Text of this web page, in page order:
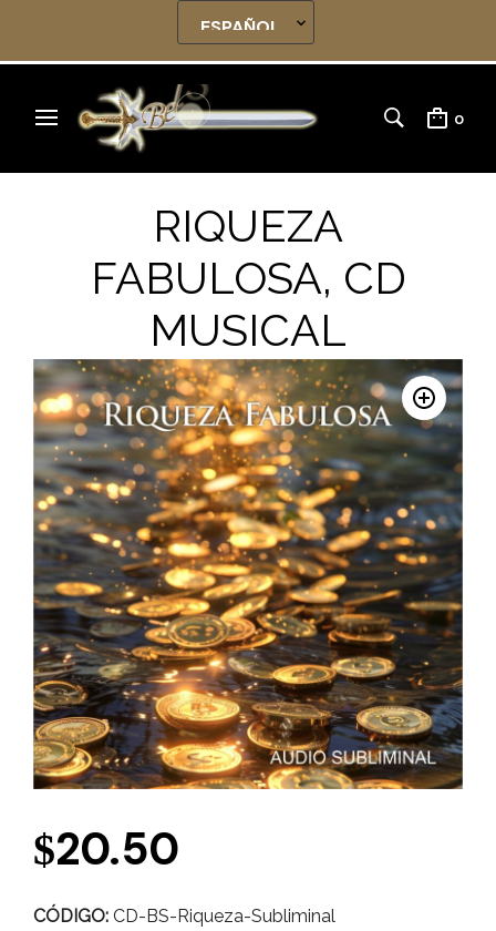
0
RIQUEZA
FABULOSA, CD
MUSICAL
$20.50
CÓDIGO: CD-BS-Riqueza-Subliminal